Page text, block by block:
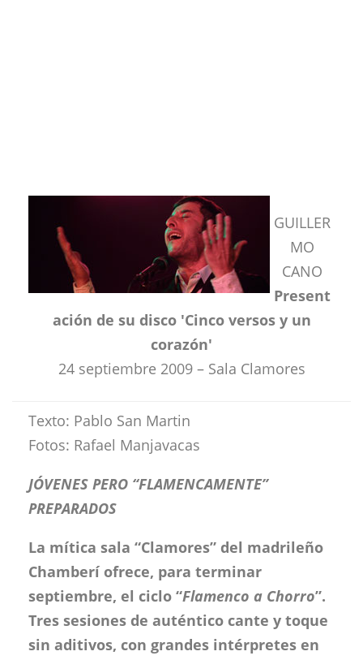
GUILLER
MO
CANO
Present
ación de su disco 'Cinco versos y un
corazón'
24 septiembre 2009 – Sala Clamores
Texto: Pablo San Martin
Fotos: Rafael Manjavacas
JÓVENES PERO “FLAMENCAMENTE”
PREPARADOS
La mítica sala “Clamores” del madrileño
Chamberí ofrece, para terminar
septiembre, el ciclo “Flamenco a Chorro”.
Tres sesiones de auténtico cante y toque
sin aditivos, con grandes intérpretes en